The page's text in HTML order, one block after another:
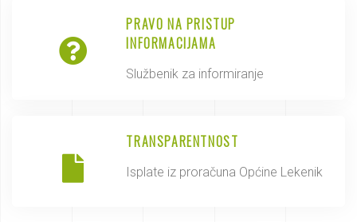
PRAVO NA PRISTUP
INFORMACIJAMA
Službenik za informiranje
TRANSPARENTNOST
Isplate iz proračuna Općine Lekenik